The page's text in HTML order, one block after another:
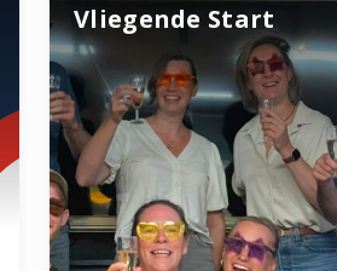
Vliegende Start